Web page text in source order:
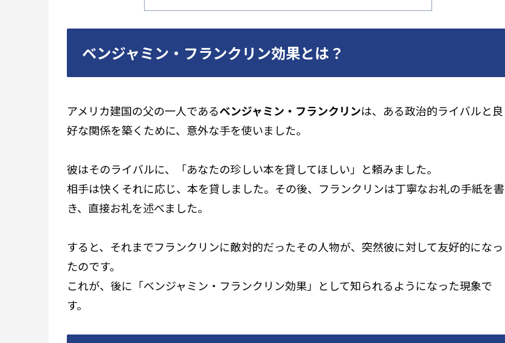
ベンジャミン・フランクリン効果とは？
アメリカ建国の父の一人であるベンジャミン・フランクリンは、ある政治的ライバルと良
好な関係を築くために、意外な手を使いました。
彼はそのライバルに、「あなたの珍しい本を貸してほしい」と頼みました。
相手は快くそれに応じ、本を貸しました。その後、フランクリンは丁寧なお礼の手紙を書
き、直接お礼を述べました。
すると、それまでフランクリンに敵対的だったその人物が、突然彼に対して友好的になっ
たのです。
これが、後に「ベンジャミン・フランクリン効果」として知られるようになった現象で
す。